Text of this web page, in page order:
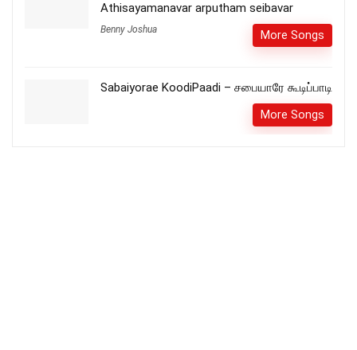
Athisayamanavar arputham seibavar
Benny Joshua More Songs
Sabaiyorae KoodiPaadi – சபையாரே கூடிப்பாடி
More Songs